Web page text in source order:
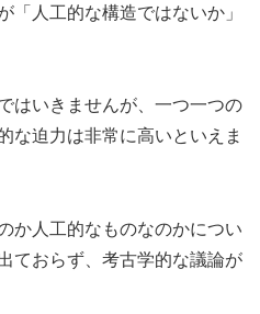
「人工的な構造ではないか」
はいきませんが、一つ一つの
な迫力は非常に高いといえま
か人工的なものなのかについ
ておらず、考古学的な議論が